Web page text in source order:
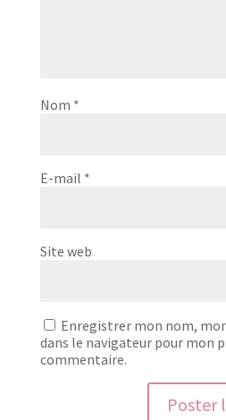
Nom *
E-mail *
Site web
Enregistrer mon nom,
dans le navigateur pour mon
commentaire.